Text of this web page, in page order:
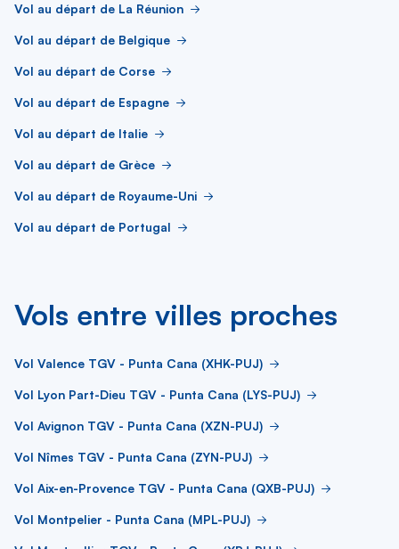
Vol au départ de La Réunion
Vol au départ de Belgique
Vol au départ de Corse
Vol au départ de Espagne
Vol au départ de Italie
Vol au départ de Grèce
Vol au départ de Royaume-Uni
Vol au départ de Portugal
Vols entre villes proches
Vol Valence TGV - Punta Cana (XHK-PUJ)
Vol Lyon Part-Dieu TGV - Punta Cana (LYS-PUJ)
Vol Avignon TGV - Punta Cana (XZN-PUJ)
Vol Nîmes TGV - Punta Cana (ZYN-PUJ)
Vol Aix-en-Provence TGV - Punta Cana (QXB-PUJ)
Vol Montpelier - Punta Cana (MPL-PUJ)